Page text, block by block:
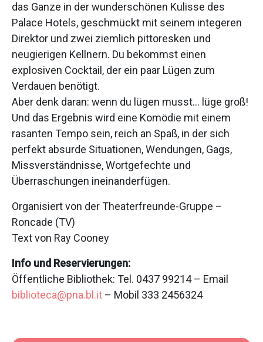
das Ganze in der wunderschönen Kulisse des
Palace Hotels, geschmückt mit seinem integeren
Direktor und zwei ziemlich pittoresken und
neugierigen Kellnern. Du bekommst einen
explosiven Cocktail, der ein paar Lügen zum
Verdauen benötigt.
Aber denk daran: wenn du lügen musst… lüge groß!
Und das Ergebnis wird eine Komödie mit einem
rasanten Tempo sein, reich an Spaß, in der sich
perfekt absurde Situationen, Wendungen, Gags,
Missverständnisse, Wortgefechte und
Überraschungen ineinanderfügen.
Organisiert von der Theaterfreunde-Gruppe –
Roncade (TV)
Text von Ray Cooney
Info und Reservierungen:
Öffentliche Bibliothek: Tel. 0437 99214 – Email
biblioteca@pna.bl.it – Mobil 333 2456324